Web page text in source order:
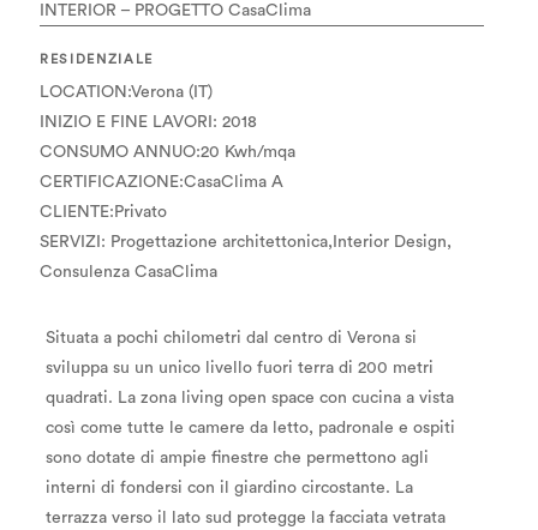
INTERIOR – PROGETTO CasaClima
RESIDENZIALE
LOCATION:Verona (IT)
INIZIO E FINE LAVORI: 2018
CONSUMO ANNUO:20 Kwh/mqa
CERTIFICAZIONE:CasaClima A
CLIENTE:Privato
SERVIZI: Progettazione architettonica,Interior Design,
Consulenza CasaClima
Situata a pochi chilometri dal centro di Verona si
sviluppa su un unico livello fuori terra di 200 metri
quadrati. La zona living open space con cucina a vista
così come tutte le camere da letto, padronale e ospiti
sono dotate di ampie finestre che permettono agli
interni di fondersi con il giardino circostante. La
terrazza verso il lato sud protegge la facciata vetrata